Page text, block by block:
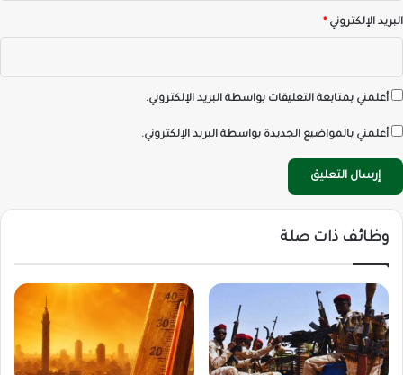
البريد الإلكتروني*
أعلمني بمتابعة التعليقات بواسطة البريد الإلكتروني.
أعلمني بالمواضيع الجديدة بواسطة البريد الإلكتروني.
وظائف ذات صلة